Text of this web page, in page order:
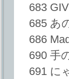
683
685 あ
686
690 手
691 に